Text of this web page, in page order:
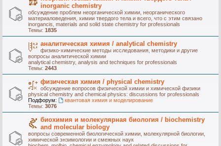
inorganic chemistry
обсуждение проблем неорганической химии, неорганического
материаловедения, химии твердого тела и всего, что с этим связано
inorgancis, materials and solid state chemistry for professionals
Темы: 1835
аналитическая химия / analytical chemistry
физико-химические методы исследования, методики и другие
вопросы аналитической химии
analytical chemistry, analysis and techniques for professionals
Темы: 2443
физическая химия / physical chemistry
обсуждение вопросов физической химии и химической физики
physical chemistry and chemical physics: discussions for professionals
Подфорум:
квантовая химия и моделирование
Темы: 3076
биохимия и молекулярная биология / biochemistry
and molecular biology
вопросы современной биологической химии, молекулярной биологии,
химической энзимологии и смежных наук